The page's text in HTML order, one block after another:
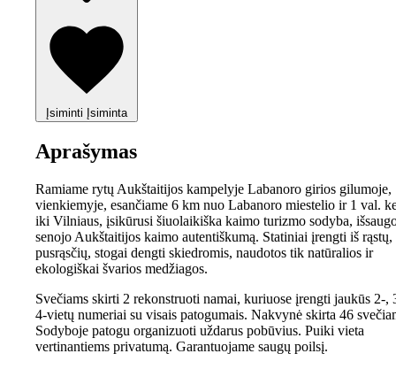
Įsiminti Įsiminta
Aprašymas
Ramiame rytų Aukštaitijos kampelyje Labanoro girios gilumoje,
vienkiemyje, esančiame 6 km nuo Labanoro miestelio ir 1 val.
iki Vilniaus, įsikūrusi šiuolaikiška kaimo turizmo sodyba,
senojo Aukštaitijos kaimo autentiškumą. Statiniai įrengti iš rąstų,
pusrąsčių, stogai dengti skiedromis, naudotos tik natūralios ir
ekologiškai švarios medžiagos.
Svečiams skirti 2 rekonstruoti namai, kuriuose įrengti jaukūs 2-,
4-vietų numeriai su visais patogumais. Nakvynė skirta 46
Sodyboje patogu organizuoti uždarus pobūvius. Puiki vieta
vertinantiems privatumą. Garantuojame saugų poilsį.